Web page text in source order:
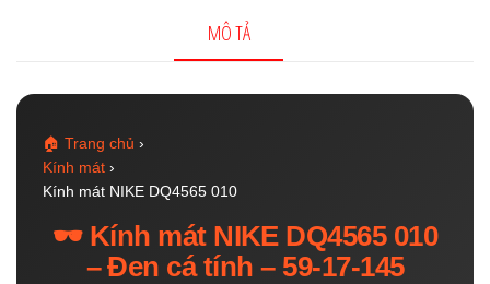
MÔ TẢ
🏠 Trang chủ ›
Kính mát ›
Kính mát NIKE DQ4565 010
🕶️ Kính mát NIKE DQ4565 010
– Đen cá tính – 59-17-145